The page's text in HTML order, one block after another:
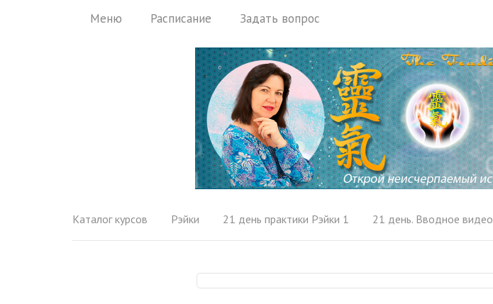
Меню Расписание Задать вопрос
Каталог курсов Рэйки 21 день практики Рэйки 1 21 день. Вводное видео